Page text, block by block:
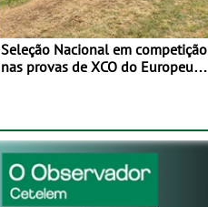
Seleção Nacional em competição
nas provas de XCO do Europeu